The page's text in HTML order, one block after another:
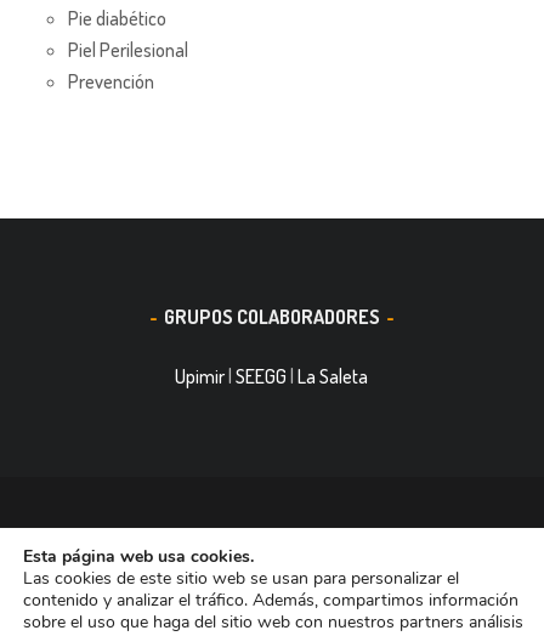
Pie diabético
Piel Perilesional
Prevención
GRUPOS COLABORADORES
Upimir|SEEGG |La Saleta
© 2016, Smith&Nephew, S.A. es un negocio mundial de
tecnología médica dedicada a mejorar la vida de las personas.
Nuestras divisiones de negocio ocupan las primeras posiciones
entre las empresas dedicadas a Reconstrucción Ortopédica,
Esta página web usa cookies.
Las cookies de este sitio web se usan para personalizar el
contenido y analizar el tráfico. Además, compartimos información
sobre el uso que haga del sitio web con nuestros partners análisis